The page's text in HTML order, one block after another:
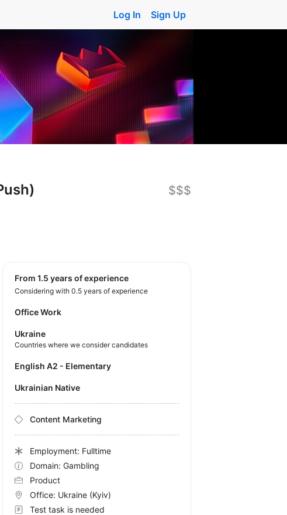
Log In Sign Up
$$$
from 1.5 years of experience
Considering with 0.5 years of experience
Office Work
Ukraine
Countries where we consider candidates
English A2 - Elementary
Ukrainian Native
Content Marketing
Employment: Fulltime
Domain: Gambling
Product
Office: Ukraine (Kyiv)
Test task is needed